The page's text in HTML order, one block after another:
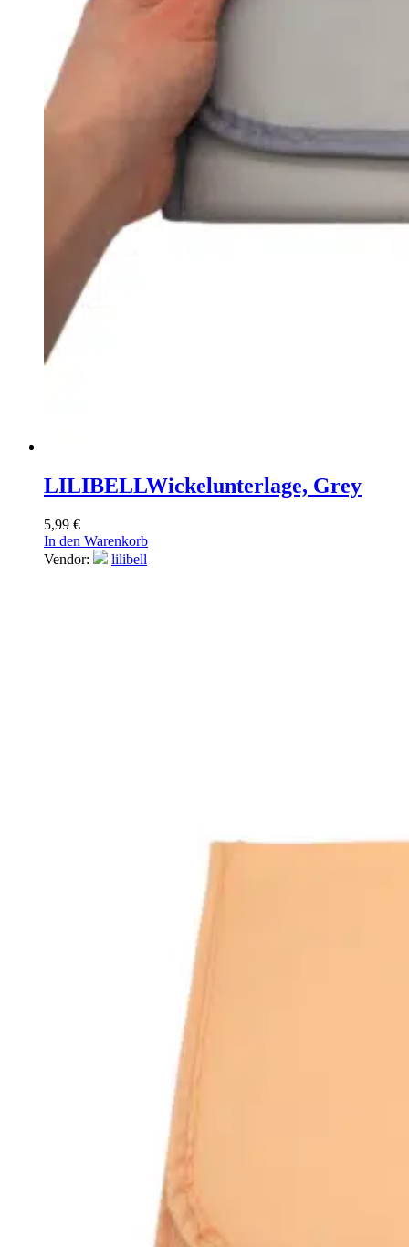
LILIBELLWickelunterlage, Grey
5,99 €
In den Warenkorb
Vendor:
lilibell